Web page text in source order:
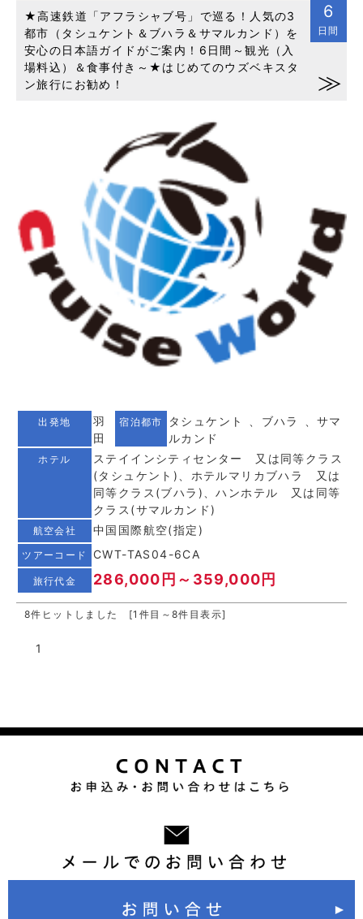
6
日間
★高速鉄道「アフラシャブ号」で巡る！人気の3
都市（タシュケント＆ブハラ＆サマルカンド）を
安心の日本語ガイドがご案内！6日間～観光（入
場料込）＆食事付き～★はじめてのウズベキスタ
ン旅行にお勧め！
出発地
羽
田
宿泊都市
タシュケント 、ブハラ 、サマ
ルカンド
ホテル
ステイインシティセンター 又は同等クラス
(タシュケント)、ホテルマリカブハラ 又は
同等クラス(ブハラ)、ハンホテル 又は同等
クラス(サマルカンド)
航空会社 中国国際航空(指定)
ツアーコード CWT-TAS04-6CA
旅行代金 286,000円～359,000円
8件ヒットしました [1件目～8件目表示]
1